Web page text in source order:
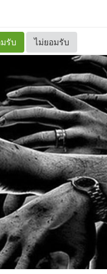
รับ ไม่ยอมรับ